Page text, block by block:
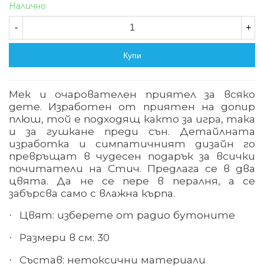
Налично
- +
Купи
Мек и очарователен приятел за всяко
дете. Изработен от приятен на допир
плюш, той е подходящ както за игра, така
и за гушкане преди сън. Детайлната
изработка и симпатичният дизайн го
превръщат в чудесен подарък за всички
почитатели на Стич. Предлага се в два
цвята. Да не се пере в пералня, а се
забърсва само с влажна кърпа.
· Цвят: изберете от радио бутоните
· Размери в см: 30
· Състав: нетоксични материали